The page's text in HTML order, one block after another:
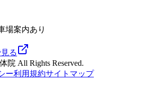
場案内あり
る
院 All Rights Reserved.
ー利用規約サイトマップ